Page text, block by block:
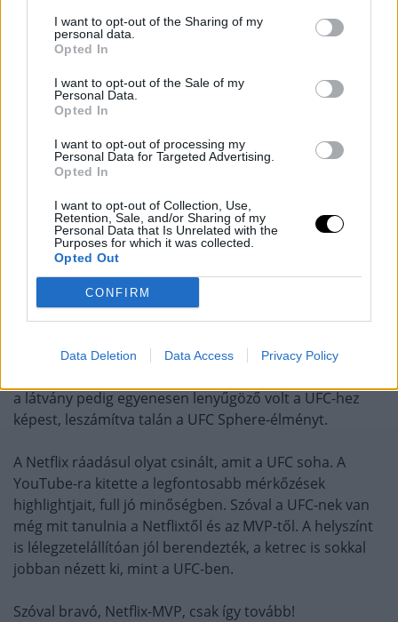
I want to opt-out of the Sharing of my
personal data.
Opted In
I want to opt-out of the Sale of my
Personal Data.
Opted In
I want to opt-out of processing my
Personal Data for Targeted Advertising.
Opted In
I want to opt-out of Collection, Use,
Retention, Sale, and/or Sharing of my
Personal Data that Is Unrelated with the
Purposes for which it was collected.
Opted Out
CONFIRM
Data Deletion Data Access Privacy Policy
Az átlagkereset a Netflix gáláján kb. 302 ezer dollár volt,
a UFC 300-on – ami szintén történelmi jelentőséggel
bírt – pedig 544 ezer dollár/fő.
Maga a gála összességében egy hatalmas siker volt. Azt
még nem tudni, mennyien nézték világszerte, de a
főkártya minden egyes mérkőzésén idő előtti befejezést
láthattunk, ebből négy ráadásul az első menetben
történt, de két menetnél tovább egyik bunyó sem jutott
el. Láttunk Ngannou KO-t, egy véres Nate Diaz meccset,
egy lélegzetelállító Ronda Rousey karfeszítést 10 év
kihagyás után, de volt részünk némi
Moraesék meccsén, illetve szegény Cigano-t is jól
Volt olyan izgalmas ez a gála, mint egy számozott UFC-
a látvány pedig egyenesen lenyűgöző volt a UFC-hez
képest, leszámítva talán a UFC Sphere-élményt.
A Netflix ráadásul olyat csinált, amit a UFC soha. A
YouTube-ra kitette a legfontosabb mérkőzések
highlightjait, full jó minőségben. Szóval a UFC-nek van
még mit tanulnia a Netflixtől és az MVP-től. A helyszínt
is lélegzetelállítóan jól berendezték, a ketrec is sokkal
jobban nézett ki, mint a UFC-ben.
Szóval bravó, Netflix-MVP, csak így tovább!